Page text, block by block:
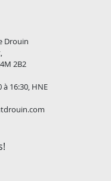
Drouin
2B2
à 16:30, HNE